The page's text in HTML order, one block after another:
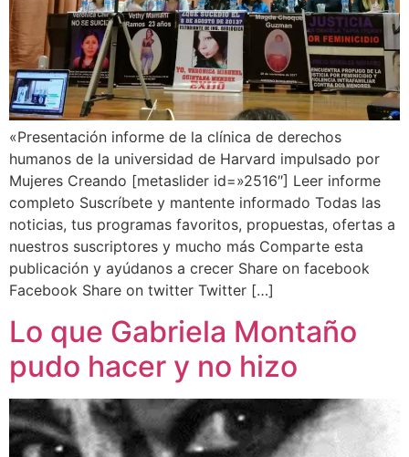
«Presentación informe de la clínica de derechos
humanos de la universidad de Harvard impulsado por
Mujeres Creando [metaslider id=»2516″] Leer informe
completo Suscrí­bete y mantente informado Todas las
noticias, tus programas favoritos, propuestas, ofertas a
nuestros suscriptores y mucho más Comparte esta
publicación y ayúdanos a crecer Share on facebook
Facebook Share on twitter Twitter […]
Lo que Gabriela Montaño
pudo hacer y no hizo